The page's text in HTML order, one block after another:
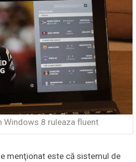
Windows 8 ruleaza fluent
menţionat este că sistemul de